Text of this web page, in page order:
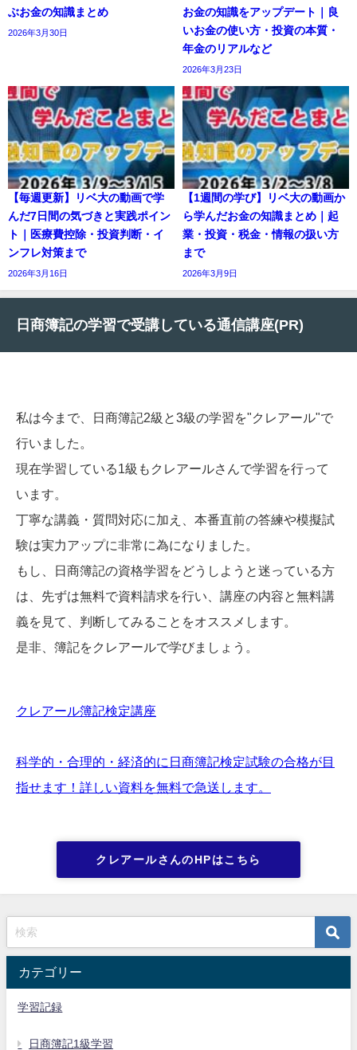
ぶお金の知識まとめ
2026年3月30日
お金の知識をアップデート｜良
いお金の使い方・投資の本質・
年金のリアルなど
2026年3月23日
【毎週更新】リベ大の動画で学
んだ7日間の気づきと実践ポイン
ト｜医療費控除・投資判断・イ
ンフレ対策まで
2026年3月16日
【1週間の学び】リベ大の動画か
ら学んだお金の知識まとめ｜起
業・投資・税金・情報の扱い方
まで
2026年3月9日
日商簿記の学習で受講している通信講座(PR)
私は今まで、日商簿記2級と3級の学習を"クレアール"で
行いました。
現在学習している1級もクレアールさんで学習を行って
います。
丁寧な講義・質問対応に加え、本番直前の答練や模擬試
験は実力アップに非常に為になりました。
もし、日商簿記の資格学習をどうしようと迷っている方
は、先ずは無料で資料請求を行い、講座の内容と無料講
義を見て、判断してみることをオススメします。
是非、簿記をクレアールで学びましょう。
クレアール簿記検定講座
科学的・合理的・経済的に日商簿記検定試験の合格が目
指せます！詳しい資料を無料で急送します。
クレアールさんのHPはこちら
カテゴリー
学習記録
日商簿記1級学習